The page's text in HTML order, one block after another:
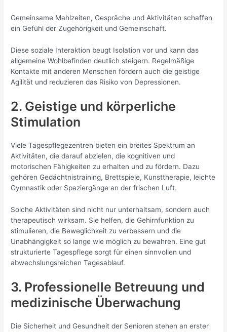
Gemeinsame Mahlzeiten, Gespräche und Aktivitäten schaffen
ein Gefühl der Zugehörigkeit und Gemeinschaft.
Diese soziale Interaktion beugt Isolation vor und kann das
allgemeine Wohlbefinden deutlich steigern. Regelmäßige
Kontakte mit anderen Menschen fördern auch die geistige
Agilität und reduzieren das Risiko von Depressionen.
2. Geistige und körperliche
Stimulation
Viele Tagespflegezentren bieten ein breites Spektrum an
Aktivitäten, die darauf abzielen, die kognitiven und
motorischen Fähigkeiten zu erhalten und zu fördern. Dazu
gehören Gedächtnistraining, Brettspiele, Kunsttherapie, leichte
Gymnastik oder Spaziergänge an der frischen Luft.
Solche Aktivitäten sind nicht nur unterhaltsam, sondern auch
therapeutisch wirksam. Sie helfen, die Gehirnfunktion zu
stimulieren, die Beweglichkeit zu verbessern und die
Unabhängigkeit so lange wie möglich zu bewahren. Eine gut
strukturierte Tagespflege sorgt für einen sinnvollen und
abwechslungsreichen Tagesablauf.
3. Professionelle Betreuung und
medizinische Überwachung
Die Sicherheit und Gesundheit der Senioren stehen an erster